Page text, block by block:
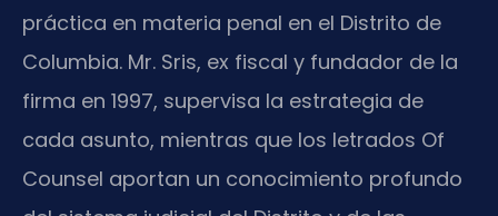
práctica en materia penal en el Distrito de
Columbia. Mr. Sris, ex fiscal y fundador de la
firma en 1997, supervisa la estrategia de
cada asunto, mientras que los letrados Of
Counsel aportan un conocimiento profundo